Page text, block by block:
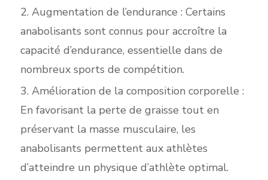
Augmentation de l’endurance : Certains
anabolisants sont connus pour accroître la
capacité d’endurance, essentielle dans de
nombreux sports de compétition.
Amélioration de la composition corporelle :
En favorisant la perte de graisse tout en
préservant la masse musculaire, les
anabolisants permettent aux athlètes
d’atteindre un physique d’athlète optimal.